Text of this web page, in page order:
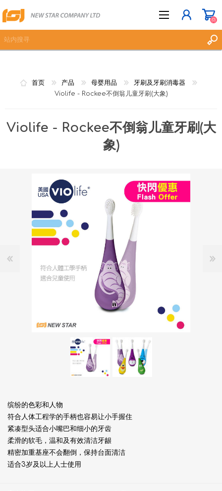
立即登记
(0)
首页 产品 母婴用品
牙刷及牙刷消毒器
Violife - Rockee不倒翁儿童牙刷(大象)
Violife - Rockee不倒翁儿童牙刷(大
象)
缤纷的色彩和人物
符合人体工程学的手柄也容易让小手握住
紧凑型头适合小嘴巴和细小的牙齿
柔滑的软毛，温和及有效清洁牙龈
精密加重基座不会翻倒，保持台面清洁
适合3岁及以上人士使用